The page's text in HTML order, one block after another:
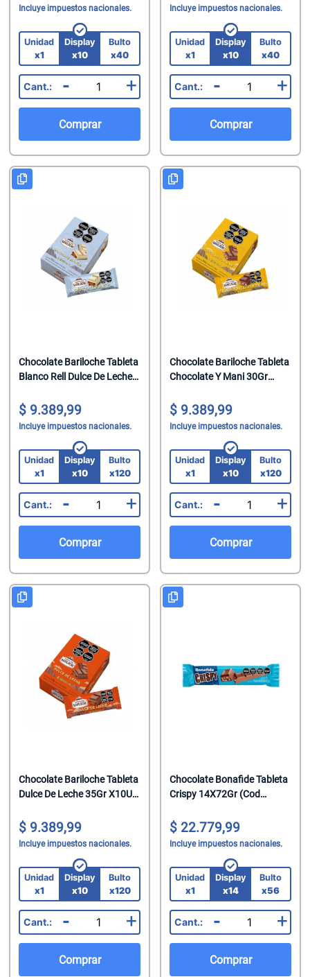
Incluye impuestos nacionales.
Unidad
x1
Display
x10
Bulto
x40
- +
Comprar
Incluye impuestos nacionales.
Unidad
x1
Display
x10
Bulto
x40
- +
Comprar
Chocolate Bariloche Tableta
Blanco Rell Dulce De Leche
9.389,99
Incluye impuestos nacionales.
Unidad
x1
Display
x10
Bulto
x120
- +
Comprar
Chocolate Bariloche Tableta
Chocolate Y Mani 30Gr
9.389,99
Incluye impuestos nacionales.
Unidad
x1
Display
x10
Bulto
x120
- +
Comprar
Chocolate Bariloche Tableta
Dulce De Leche 35Gr X10U
9.389,99
Incluye impuestos nacionales.
Unidad
x1
Display
x10
Bulto
x120
- +
Comprar
Chocolate Bonafide Tableta
Crispy 14X72Gr (Cod
22.779,99
Incluye impuestos nacionales.
Unidad
x1
Display
x14
Bulto
x56
- +
Comprar